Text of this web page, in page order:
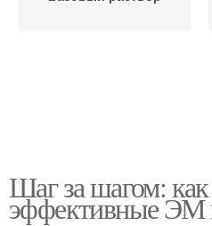
Шаг за шагом:
эффективные ЭМ